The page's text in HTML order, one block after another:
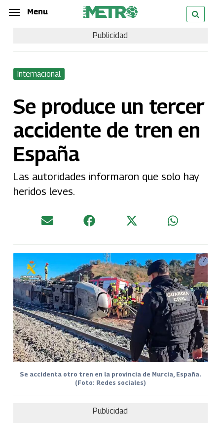
Skip
content
Menu
Publicidad
Internacional
Se produce un tercer
accidente de tren en
España
Las autoridades informaron que solo hay
heridos leves.
Se accidenta otro tren en la provincia de Murcia, España.
(Foto: Redes sociales)
Publicidad
Menu